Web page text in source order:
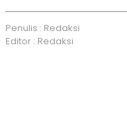
Penulis : Redaksi
Editor : Redaksi